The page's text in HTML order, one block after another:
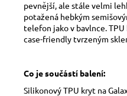
pevnější, ale stále velmi
potažená hebkým
telefon jako v bavlnce.
case-friendly tvrzeným
Co je součástí balení:
Silikonový TPU kryt na